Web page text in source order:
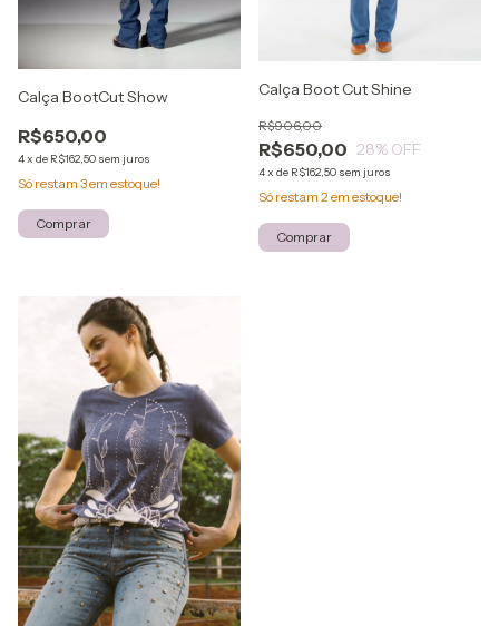
Calça BootCut Show
R$650,00
4x de R$162,50 sem juros
Só restam 3em estoque!
Comprar
Calça Boot Cut Shine
R$650,00
R$906,00
28% OFF
4x de R$162,50 sem juros
Só restam 2em estoque!
Comprar